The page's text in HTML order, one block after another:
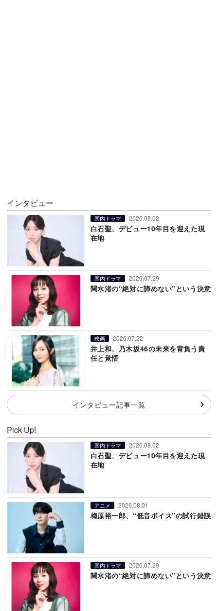
インタビュー
国内ドラマ 2026.08.02
白石聖、デビュー10年目を迎えた現
在地
国内ドラマ 2026.07.29
関水渚の“絶対に諦めない”という決意
映画 2026.07.22
井上和、乃木坂46の未来を背負う責
任と覚悟
インタビュー記事一覧
Pick Up!
国内ドラマ 2026.08.02
白石聖、デビュー10年目を迎えた現
在地
アニメ 2026.08.01
梅原裕一郎、“低音ボイス”の試行錯誤
国内ドラマ 2026.07.29
関水渚の“絶対に諦めない”という決意